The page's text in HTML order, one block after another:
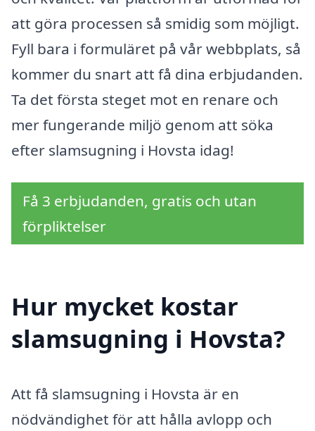
att göra processen så smidig som möjligt.
Fyll bara i formuläret på vår webbplats, så
kommer du snart att få dina erbjudanden.
Ta det första steget mot en renare och
mer fungerande miljö genom att söka
efter slamsugning i Hovsta idag!
Få 3 erbjudanden, gratis och utan
förpliktelser
Hur mycket kostar
slamsugning i Hovsta?
Att få slamsugning i Hovsta är en
nödvändighet för att hålla avlopp och